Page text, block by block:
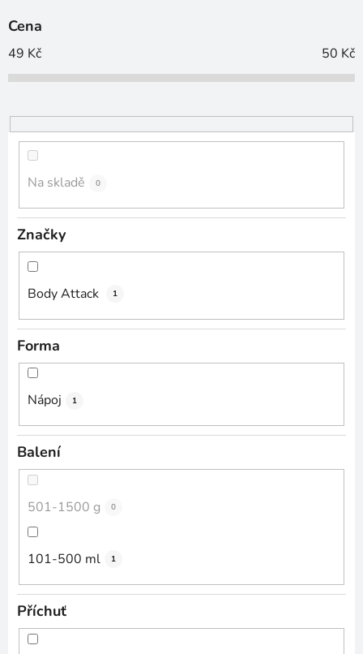
p
r
o
d
k
t
Cena
49 Kč 50 Kč
Na skladě 0
Značky
Body Attack 1
Forma
Nápoj 1
Balení
501-1500 g 0
101-500 ml 1
Příchuť